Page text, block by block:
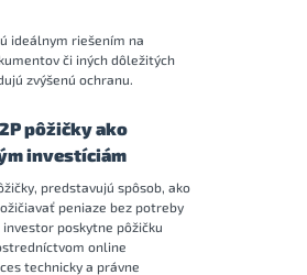
ideálnym riešením na
či iných dôležitých
zvýšenú ochranu.
pôžičky ako
investíciám
predstavujú spôsob, ako
peniaze bez potreby
investor poskytne pôžičku
online
technicky a právne